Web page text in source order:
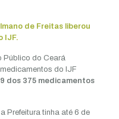
de Freitas liberou
IJF.
Público do Ceará
do IJF
dos 375 medicamentos
Prefeitura tinha até 6 de